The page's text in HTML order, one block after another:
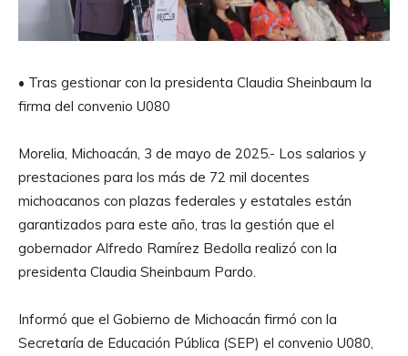
• Tras gestionar con la presidenta Claudia Sheinbaum la
firma del convenio U080
Morelia, Michoacán, 3 de mayo de 2025.- Los salarios y
prestaciones para los más de 72 mil docentes
michoacanos con plazas federales y estatales están
garantizados para este año, tras la gestión que el
gobernador Alfredo Ramírez Bedolla realizó con la
presidenta Claudia Sheinbaum Pardo.
Informó que el Gobierno de Michoacán firmó con la
Secretaría de Educación Pública (SEP) el convenio U080,